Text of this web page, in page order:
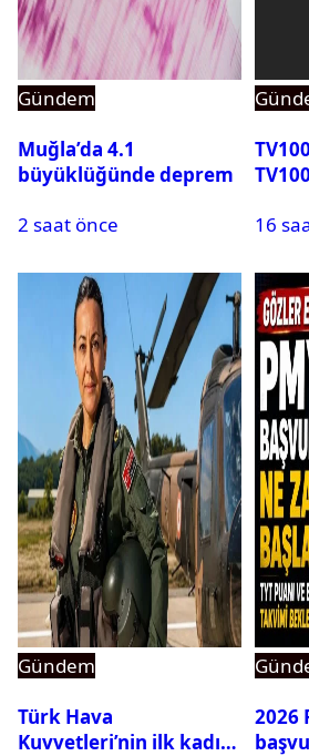
Gündem
Muğla’da 4.1
büyüklüğünde deprem
2 saat önce
16
Gündem
Türk Hava
Kuvvetleri’nin ilk kadın
2026